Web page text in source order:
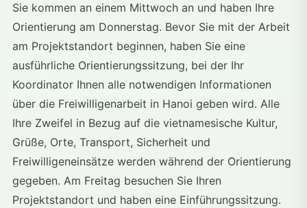
Sie kommen an einem Mittwoch an und haben Ihre
Orientierung am Donnerstag. Bevor Sie mit der Arbeit
am Projektstandort beginnen, haben Sie eine
ausführliche Orientierungssitzung, bei der Ihr
Koordinator Ihnen alle notwendigen Informationen
über die Freiwilligenarbeit in Hanoi geben wird. Alle
Ihre Zweifel in Bezug auf die vietnamesische Kultur,
Grüße, Orte, Transport, Sicherheit und
Freiwilligeneinsätze werden während der Orientierung
gegeben. Am Freitag besuchen Sie Ihren
Projektstandort und haben eine Einführungssitzung.